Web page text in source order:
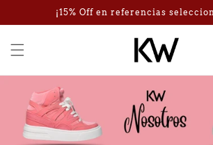
directamente
al contenido
¡15% Off en referencias